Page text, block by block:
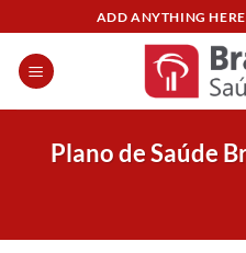
content
ADD ANYTHING
Plano de Saúde